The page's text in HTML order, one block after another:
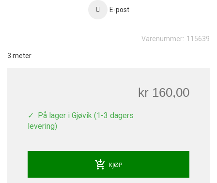
E-post
Varenummer: 115639
3 meter
kr 160,00
På lager i Gjøvik (1-3 dagers
levering)
add_shopping_cart KJØP